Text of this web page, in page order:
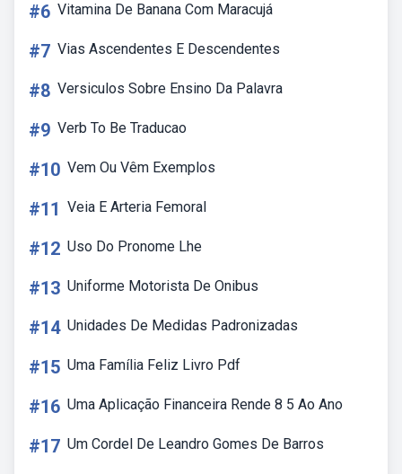
#6 Vitamina De Banana Com Maracujá
#7 Vias Ascendentes E Descendentes
#8 Versiculos Sobre Ensino Da Palavra
#9 Verb To Be Traducao
#10 Vem Ou Vêm Exemplos
#11 Veia E Arteria Femoral
#12 Uso Do Pronome Lhe
#13 Uniforme Motorista De Onibus
#14 Unidades De Medidas Padronizadas
#15 Uma Família Feliz Livro Pdf
#16 Uma Aplicação Financeira Rende 8 5 Ao Ano
#17 Um Cordel De Leandro Gomes De Barros